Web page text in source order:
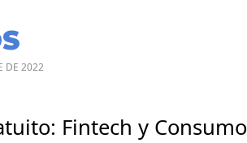
DE 2022
Fintech y Consumo